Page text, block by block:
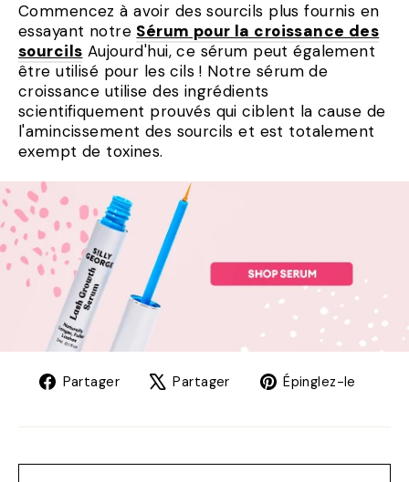
Commencez à avoir des sourcils plus fournis en
essayant notre Sérum pour la croissance des
sourcils Aujourd'hui, ce sérum peut également
être utilisé pour les cils ! Notre sérum de
croissance utilise des ingrédients
scientifiquement prouvés qui ciblent la cause de
l'amincissement des sourcils et est totalement
exempt de toxines.
Partager
PartagerPartager
TweetÉpinglez-le